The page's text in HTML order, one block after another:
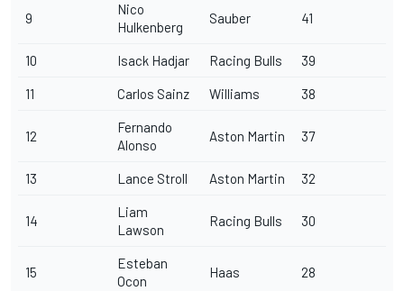
9
Nico
Hulkenberg
Sauber 41
10 Isack Hadjar Racing Bulls 39
11 Carlos Sainz Williams 38
12
Fernando
Alonso
Aston Martin 37
13 Lance Stroll Aston Martin 32
14
Liam
Lawson
Racing Bulls 30
15
Esteban
Ocon
Haas 28